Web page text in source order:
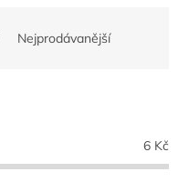
Nejprodávanější
6 Kč